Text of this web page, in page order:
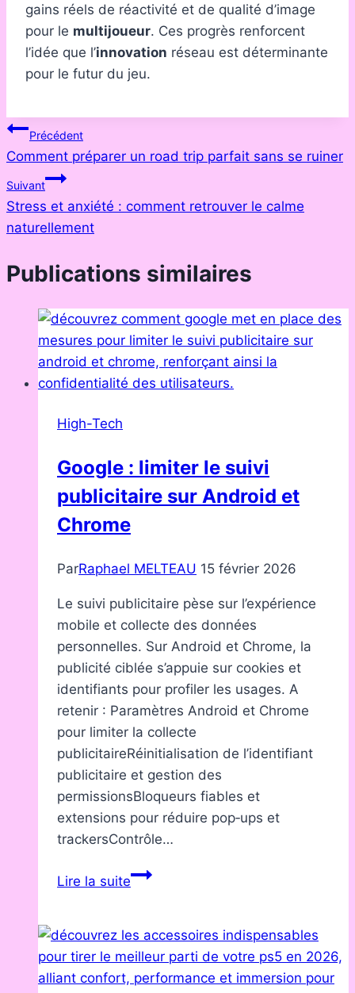
gains réels de réactivité et de qualité d’image
pour le multijoueur. Ces progrès renforcent
l’idée que l’innovation réseau est déterminante
pour le futur du jeu.
Navigation
de
l’article
Précédent
Comment préparer un road trip parfait sans se ruiner
Suivant
Stress et anxiété : comment retrouver le calme
naturellement
Publications similaires
High-Tech
Google : limiter le suivi
publicitaire sur Android et
Chrome
ParRaphael MELTEAU 15 février 2026
Le suivi publicitaire pèse sur l’expérience
mobile et collecte des données
personnelles. Sur Android et Chrome, la
publicité ciblée s’appuie sur cookies et
identifiants pour profiler les usages. A
retenir : Paramètres Android et Chrome
pour limiter la collecte
publicitaireRéinitialisation de l’identifiant
publicitaire et gestion des
permissionsBloqueurs fiables et
extensions pour réduire pop‑ups et
trackersContrôle…
Lire la suiteGoogle
le
suivi
publicitaire